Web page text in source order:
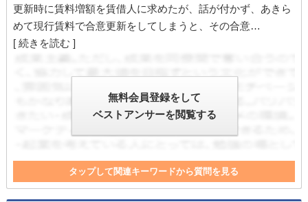
更新時に賃料増額を賃借人に求めたが、話が付かず、あきら
めて現行賃料で合意更新をしてしまうと、その合意…
[ 続きを読む ]
無料会員登録をして
ベストアンサーを閲覧する
タップして関連キーワードから質問を見る
契約書 賃貸借契約 借家 法定 家 賃借人
賃貸借